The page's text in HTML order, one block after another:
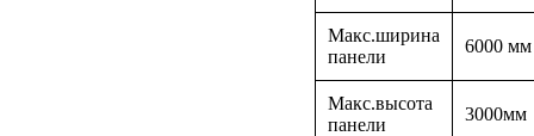
Макс.ширина
панели
6000 мм
Макс.высота
панели
3000мм